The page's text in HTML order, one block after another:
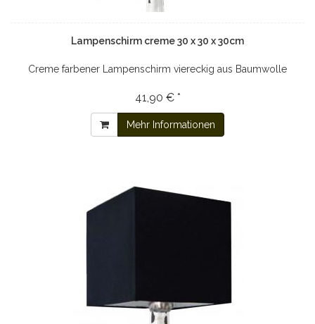
Lampenschirm creme 30 x 30 x 30cm
Creme farbener Lampenschirm viereckig aus Baumwolle
41,90 € *
Mehr Informationen